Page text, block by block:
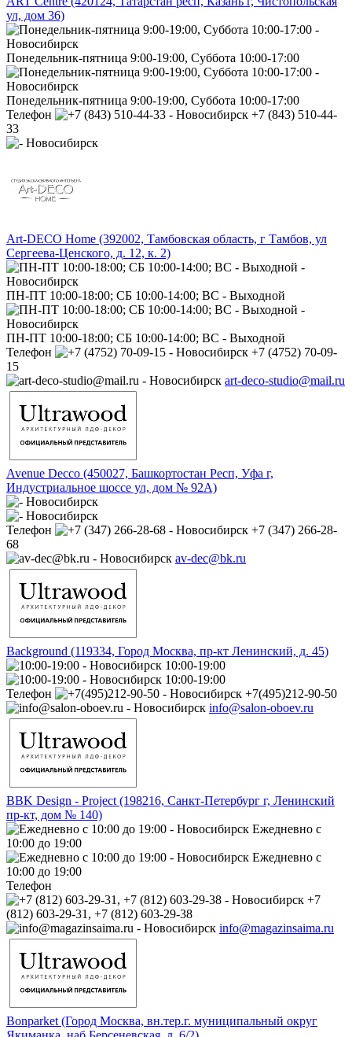
ул, дом 36)
Понедельник-пятница 9:00-19:00, Суббота 10:00-17:00
Понедельник-пятница 9:00-19:00, Суббота 10:00-17:00
Телефон
+7 (843) 510-44-
33
Art-DECO Home (392002, Тамбовская область, г Тамбов, ул
Сергеева-Ценского, д. 12, к. 2)
ПН-ПТ 10:00-18:00; СБ 10:00-14:00; ВС - Выходной
ПН-ПТ 10:00-18:00; СБ 10:00-14:00; ВС - Выходной
Телефон
+7 (4752) 70-09-
15
art-deco-studio@mail.ru
Avenue Decco (450027, Башкортостан Респ, Уфа г,
Индустриальное шоссе ул, дом № 92А)
Телефон
+7 (347) 266-28-
68
av-dec@bk.ru
Background (119334, Город Москва, пр-кт Ленинский, д. 45)
10:00-19:00
10:00-19:00
Телефон
+7(495)212-90-50
info@salon-oboev.ru
BBK Design - Project (198216, Санкт-Петербург г, Ленинский
пр-кт, дом № 140)
Ежедневно с
10:00 до 19:00
Ежедневно с
10:00 до 19:00
Телефон
+7
(812) 603-29-31, +7 (812) 603-29-38
info@magazinsaima.ru
Bonparket (Город Москва, вн.тер.г. муниципальный округ